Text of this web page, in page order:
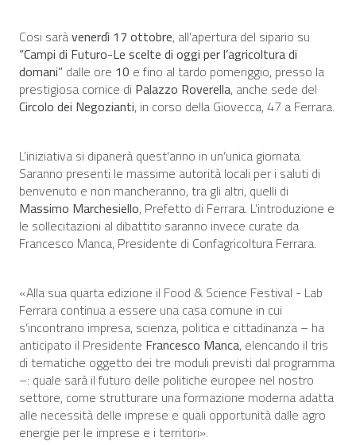
Cosi saràvenerdì 17 ottobre, all’apertura del sipario su
“Campi di Futuro-Le scelte di oggi per l’agricoltura di
domani”dalle ore 10 e fino al tardo pomeriggio, presso la
prestigiosa cornice di Palazzo Roverella, anche sede del
Circolo dei Negozianti, in corso della Giovecca, 47 a Ferrara.
L’iniziativa si dipanerà quest’anno in un’unica giornata.
Saranno presenti le massime autorità locali per i saluti di
benvenuto e non mancheranno, tra gli altri, quelli di
Massimo Marchesiello, Prefetto di Ferrara. L’introduzione e
le sollecitazioni al dibattito saranno invece curate da
Francesco Manca, Presidente di Confagricoltura Ferrara.
«Alla sua quarta edizione il Food & Science Festival - Lab
Ferrara continua a essere una casa comune in cui
s’incontrano impresa, scienza, politica e cittadinanza – ha
anticipato il Presidente Francesco Manca, elencando il tris
di tematiche oggetto dei tre moduli previsti dal programma
–: quale sarà il futuro delle politiche europee nel nostro
settore, come strutturare una formazione moderna adatta
alle necessità delle imprese e quali opportunità dalle agro
energie per le imprese e i territori».